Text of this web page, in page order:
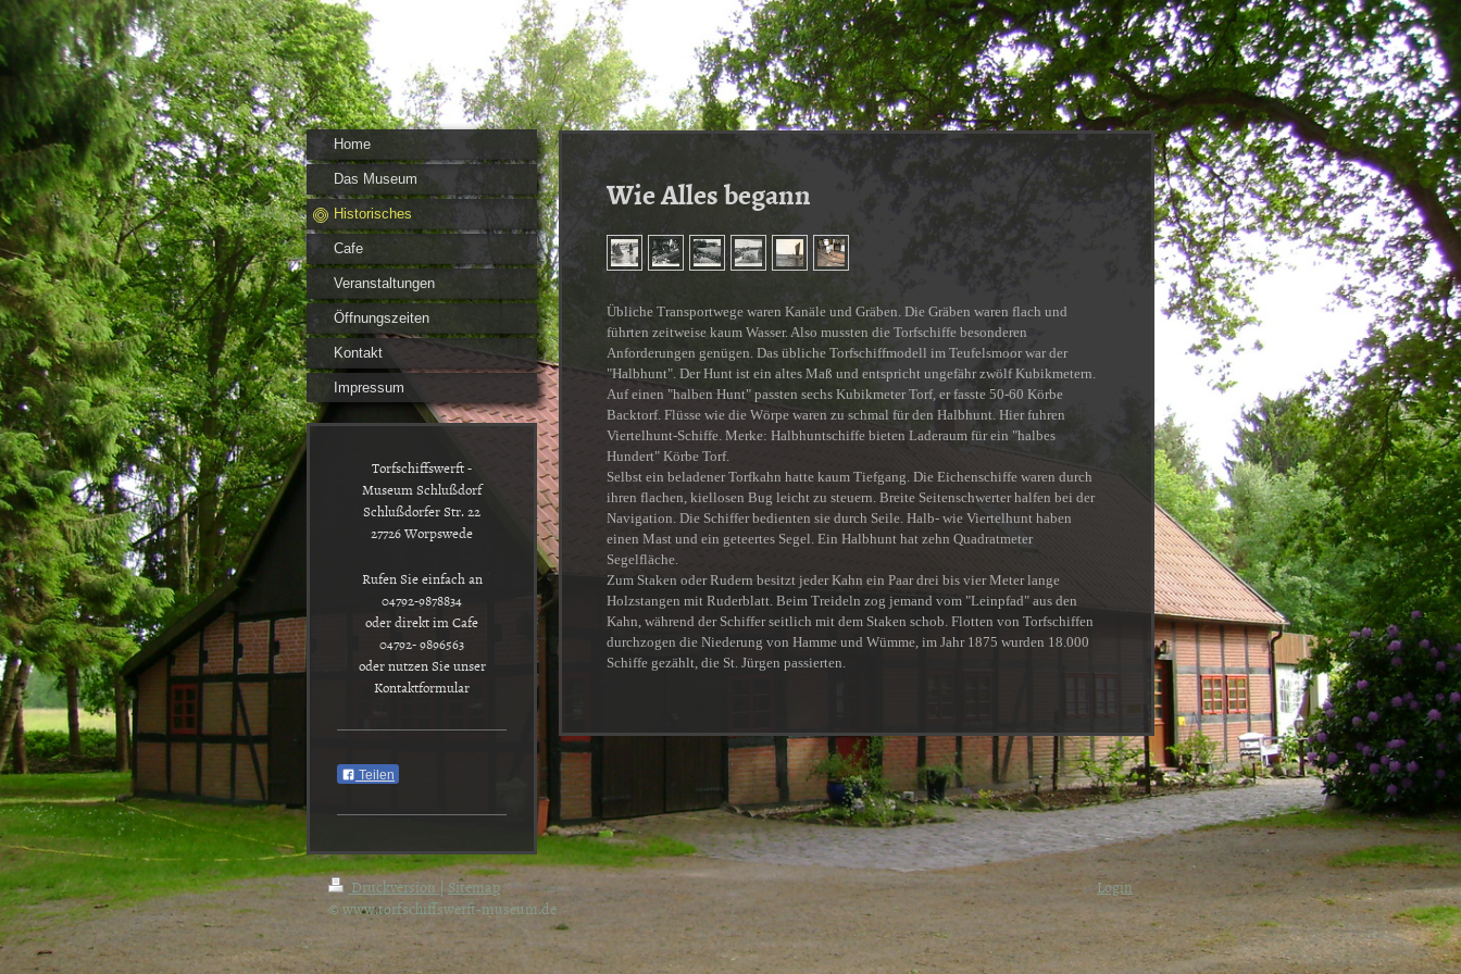
Home
Das Museum
Historisches
Cafe
Veranstaltungen
Öffnungszeiten
Kontakt
Impressum
Torfschiffswerft -
Museum Schlußdorf
Schlußdorfer Str. 22
27726 Worpswede
Rufen Sie einfach an
04792-9878834
oder direkt im Cafe
04792- 9896563
oder nutzen Sie unser
Kontaktformular
Teilen
Wie Alles begann
Übliche Transportwege waren Kanäle und Gräben. Die Gräben waren flach und
führten zeitweise kaum Wasser. Also mussten die Torfschiffe besonderen
Anforderungen genügen. Das übliche Torfschiffmodell im Teufelsmoor war der
"Halbhunt". Der Hunt ist ein altes Maß und entspricht ungefähr zwölf Kubikmetern.
Auf einen "halben Hunt" passten sechs Kubikmeter Torf, er fasste 50-60 Körbe
Backtorf. Flüsse wie die Wörpe waren zu schmal für den Halbhunt. Hier fuhren
Viertelhunt-Schiffe. Merke: Halbhuntschiffe bieten Laderaum für ein "halbes
Hundert" Körbe Torf.
Selbst ein beladener Torfkahn hatte kaum Tiefgang. Die Eichenschiffe waren durch
ihren flachen, kiellosen Bug leicht zu steuern. Breite Seitenschwerter halfen bei der
Navigation. Die Schiffer bedienten sie durch Seile. Halb- wie Viertelhunt haben
einen Mast und ein geteertes Segel. Ein Halbhunt hat zehn Quadratmeter
Segelfläche.
Zum Staken oder Rudern besitzt jeder Kahn ein Paar drei bis vier Meter lange
Holzstangen mit Ruderblatt. Beim Treideln zog jemand vom "Leinpfad" aus den
Kahn, während der Schiffer seitlich mit dem Staken schob. Flotten von Torfschiffen
durchzogen die Niederung von Hamme und Wümme, im Jahr 1875 wurden 18.000
Schiffe gezählt, die St. Jürgen passierten.
Druckversion | Sitemap
© www.torfschiffswerft-museum.de
Login